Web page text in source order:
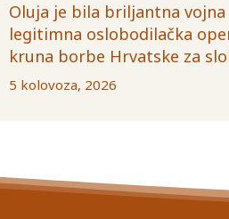
Oluja je bila briljantna
legitimna oslobodilačka
kruna borbe Hrvatske za
5 kolovoza, 2026